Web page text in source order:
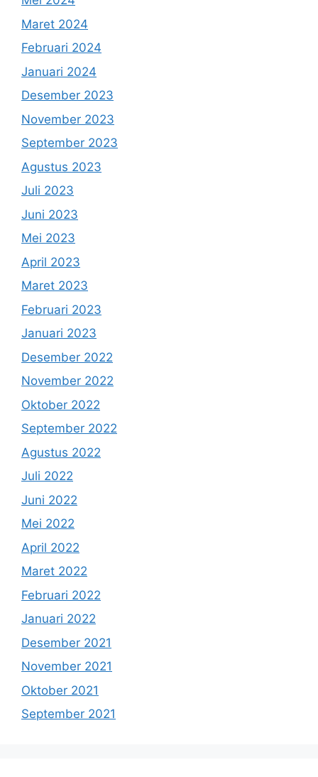
Maret 2024
Februari 2024
Januari 2024
Desember 2023
November 2023
September 2023
Agustus 2023
Juli 2023
Juni 2023
Mei 2023
April 2023
Maret 2023
Februari 2023
Januari 2023
Desember 2022
November 2022
Oktober 2022
September 2022
Agustus 2022
Juli 2022
Juni 2022
Mei 2022
April 2022
Maret 2022
Februari 2022
Januari 2022
Desember 2021
November 2021
Oktober 2021
September 2021